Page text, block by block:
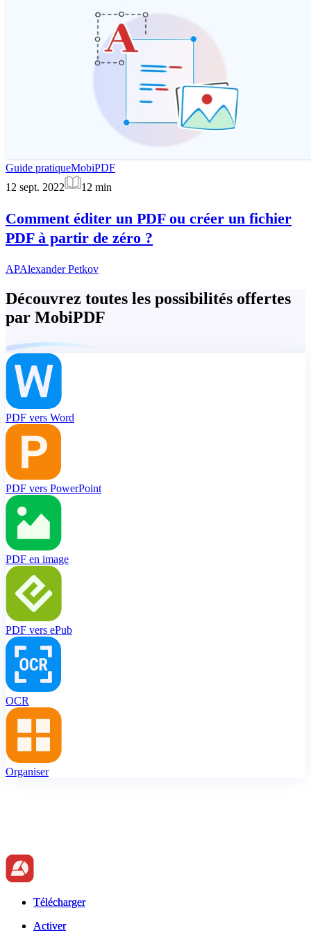
Guide pratiqueMobiPDF
12 sept. 2022
12 min
Comment éditer un PDF ou créer un fichier
PDF à partir de zéro ?
APAlexander Petkov
Découvrez toutes les possibilités offertes
par MobiPDF
PDF vers Word
PDF vers PowerPoint
PDF en image
PDF vers ePub
OCR
Organiser
Télécharger
Activer
Télécharger
Activer